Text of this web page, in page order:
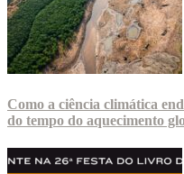
Como a ciência climática
do tempo do aquecimento